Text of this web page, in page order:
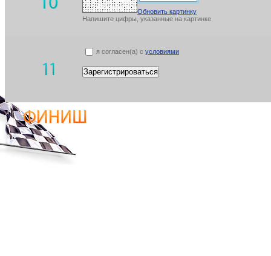
Обновить картинку
Напишите цифры, указанные на картинке
я согласен(а) с условиями
Зарегистрироваться